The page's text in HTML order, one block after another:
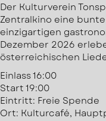
Der Kulturverein
Zentralkino eine
einzigartigen
Dezember 2026
österreichischen
Einlass 16:00
Start 19:00
Eintritt: Freie Spende
Ort: Kulturcafé,